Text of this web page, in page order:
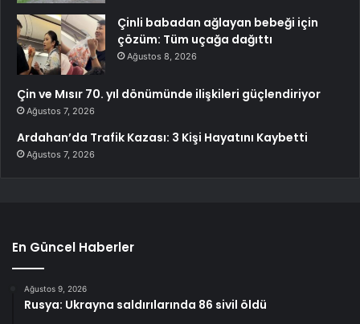
Çinli babadan ağlayan bebeği için
çözüm: Tüm uçağa dağıttı
Ağustos 8, 2026
Çin ve Mısır 70. yıl dönümünde ilişkileri güçlendiriyor
Ağustos 7, 2026
Ardahan’da Trafik Kazası: 3 Kişi Hayatını Kaybetti
Ağustos 7, 2026
En Güncel Haberler
Ağustos 9, 2026
Rusya: Ukrayna saldırılarında 86 sivil öldü